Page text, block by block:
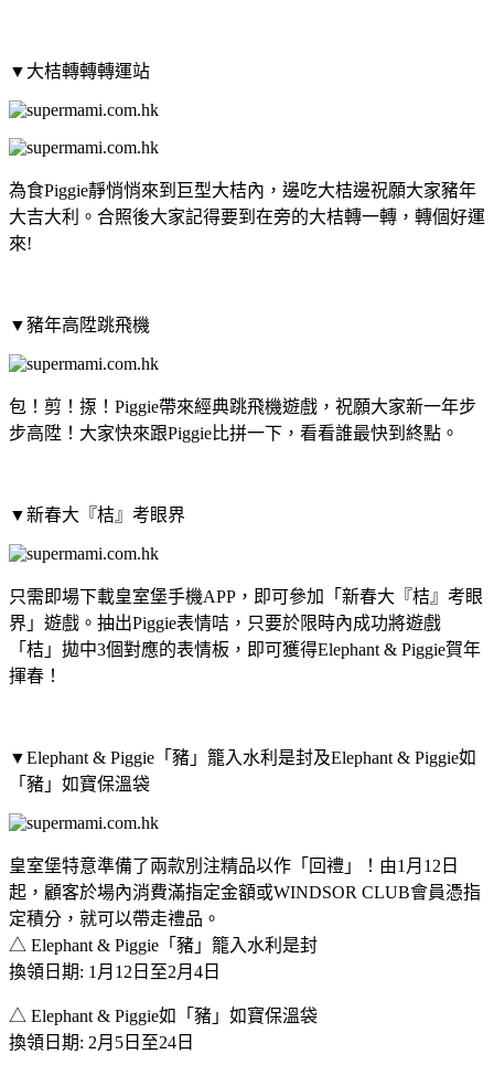
▼大桔轉轉轉運站
為食Piggie靜悄悄來到巨型大桔內，邊吃大桔邊祝願大家豬年
大吉大利。合照後大家記得要到在旁的大桔轉一轉，轉個好運
來!
▼豬年高陞跳飛機
包！剪！揼！Piggie帶來經典跳飛機遊戲，祝願大家新一年步
步高陞！大家快來跟Piggie比拼一下，看看誰最快到終點。
▼新春大『桔』考眼界
只需即場下載皇室堡手機APP，即可參加「新春大『桔』考眼
界」遊戲。抽出Piggie表情咭，只要於限時內成功將遊戲
「桔」拋中3個對應的表情板，即可獲得Elephant & Piggie賀年
揮春！
▼Elephant & Piggie「豬」籠入水利是封及Elephant & Piggie如
「豬」如寶保溫袋
皇室堡特意準備了兩款別注精品以作「回禮」！由1月12日
起，顧客於場內消費滿指定金額或WINDSOR CLUB會員憑指
定積分，就可以帶走禮品。
△ Elephant & Piggie「豬」籠入水利是封
換領日期: 1月12日至2月4日
△ Elephant & Piggie如「豬」如寶保溫袋
換領日期: 2月5日至24日